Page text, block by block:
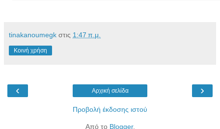
tinakanoumegk στις 1:47 π.μ.
Κοινή χρήση
‹ ›
Αρχική σελίδα
Προβολή έκδοσης ιστού
Από το Blogger.